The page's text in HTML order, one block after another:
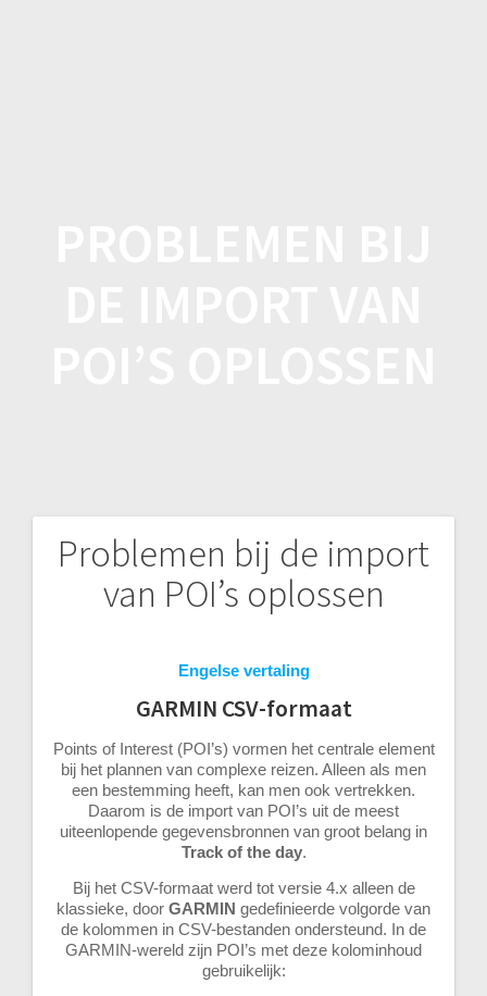
Problemen bij de import
van POI’s oplossen
Engelse vertaling
GARMIN CSV-formaat
Points of Interest (POI’s) vormen het centrale element
bij het plannen van complexe reizen. Alleen als men
een bestemming heeft, kan men ook vertrekken.
Daarom is de import van POI’s uit de meest
uiteenlopende gegevensbronnen van groot belang in
Track of the day.
Bij het CSV-formaat werd tot versie 4.x alleen de
klassieke, door GARMIN gedefinieerde volgorde van
de kolommen in CSV-bestanden ondersteund. In de
GARMIN-wereld zijn POI’s met deze kolominhoud
gebruikelijk:
Bericht
navigatie